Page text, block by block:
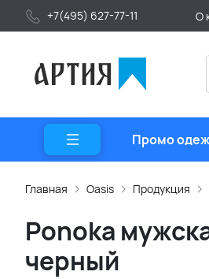
+7(495) 627-77-11 О
Промо
Главная Oasis Продукция
Ponoka
черный